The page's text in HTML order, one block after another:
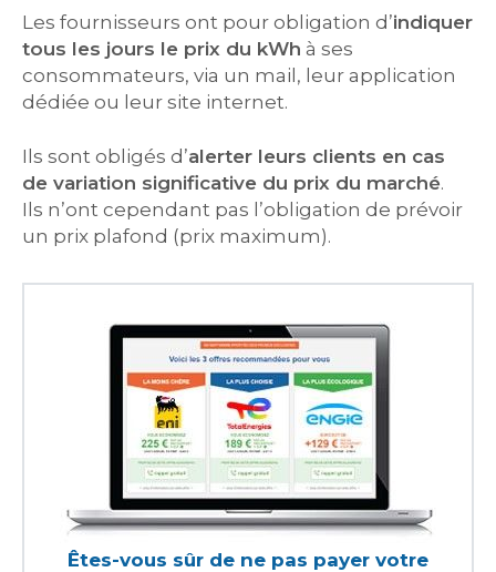
Les fournisseurs ont pour obligation d’indiquer
tous les jours le prix du kWh à ses
consommateurs, via un mail, leur application
dédiée ou leur site internet.
Ils sont obligés d’alerter leurs clients en cas
de variation significative du prix du marché.
Ils n’ont cependant pas l’obligation de prévoir
un prix plafond (prix maximum).
Êtes-vous sûr de ne pas payer votre